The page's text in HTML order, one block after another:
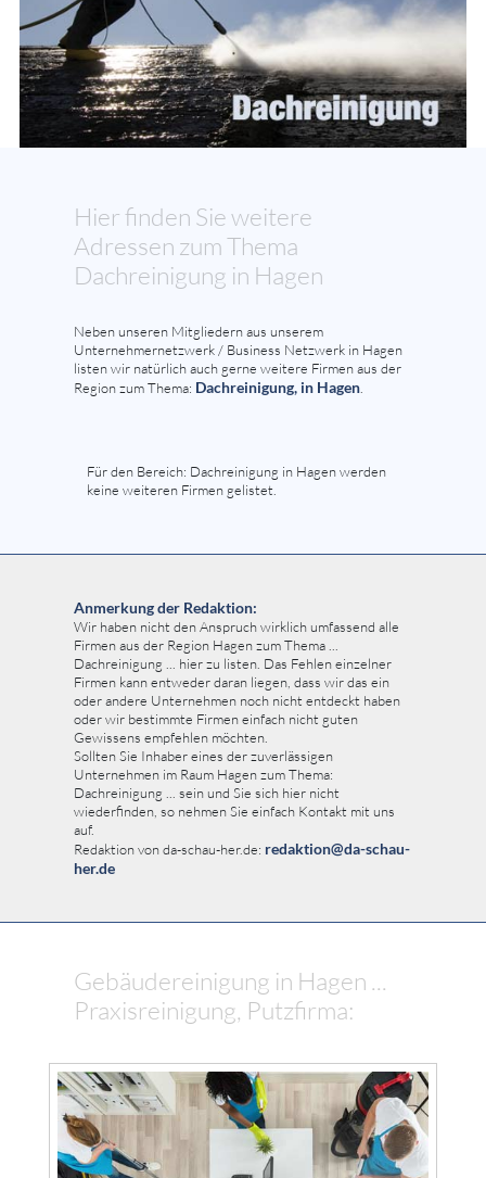
Hier finden Sie weitere
Adressen zum Thema
Dachreinigung in Hagen
Neben unseren Mitgliedern aus unserem
Unternehmernetzwerk / Business Netzwerk in Hagen
listen wir natürlich auch gerne weitere Firmen aus der
Region zum Thema: Dachreinigung, in Hagen.
Für den Bereich: Dachreinigung in Hagen werden
keine weiteren Firmen gelistet.
Anmerkung der Redaktion:
Wir haben nicht den Anspruch wirklich umfassend alle
Firmen aus der Region Hagen zum Thema ...
Dachreinigung ... hier zu listen. Das Fehlen einzelner
Firmen kann entweder daran liegen, dass wir das ein
oder andere Unternehmen noch nicht entdeckt haben
oder wir bestimmte Firmen einfach nicht guten
Gewissens empfehlen möchten.
Sollten Sie Inhaber eines der zuverlässigen
Unternehmen im Raum Hagen zum Thema:
Dachreinigung ... sein und Sie sich hier nicht
wiederfinden, so nehmen Sie einfach Kontakt mit uns
auf.
Redaktion von da-schau-her.de: redaktion@da-schau-
her.de
Gebäudereinigung in Hagen ...
Praxisreinigung, Putzfirma: